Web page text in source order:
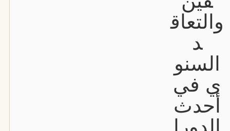
والتعاق
د
السنو
ي في
أحدث
الدورا